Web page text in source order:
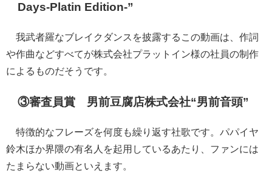
Days-Platin Edition-”
我武者羅なブレイクダンスを披露するこの動画は、作詞
や作曲などすべてが株式会社プラットイン様の社員の制作
によるものだそうです。
③審査員賞 男前豆腐店株式会社“男前音頭”
特徴的なフレーズを何度も繰り返す社歌です。パパイヤ
鈴木ほか界隈の有名人を起用しているあたり、ファンには
たまらない動画といえます。